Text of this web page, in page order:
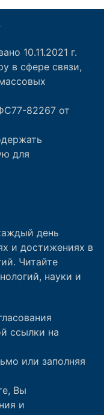
10.11.2021 г.
в сфере связи,
82267 от
для
день
и достижениях в
Читайте
науки и
ссылки на
или заполняя
Вы
и